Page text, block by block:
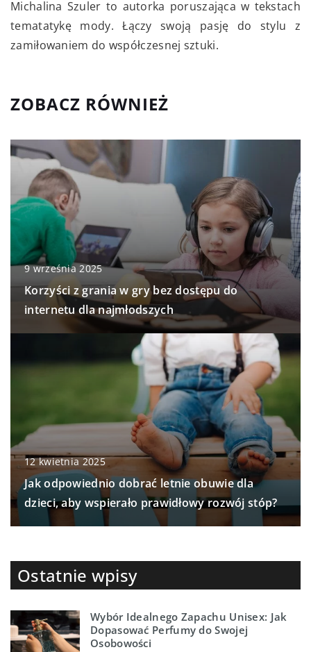
Michalina Szuler to autorka poruszająca w tekstach
tematatykę mody. Łączy swoją pasję do stylu z
zamiłowaniem do współczesnej sztuki.
ZOBACZ RÓWNIEŻ
9 września 2025
Korzyści z grania w gry bez dostępu do
internetu dla najmłodszych
12 kwietnia 2025
Jak odpowiednio dobrać letnie obuwie dla
dzieci, aby wspierało prawidłowy rozwój stóp?
Ostatnie wpisy
Wybór Idealnego Zapachu Unisex: Jak
Dopasować Perfumy do Swojej
Osobowości